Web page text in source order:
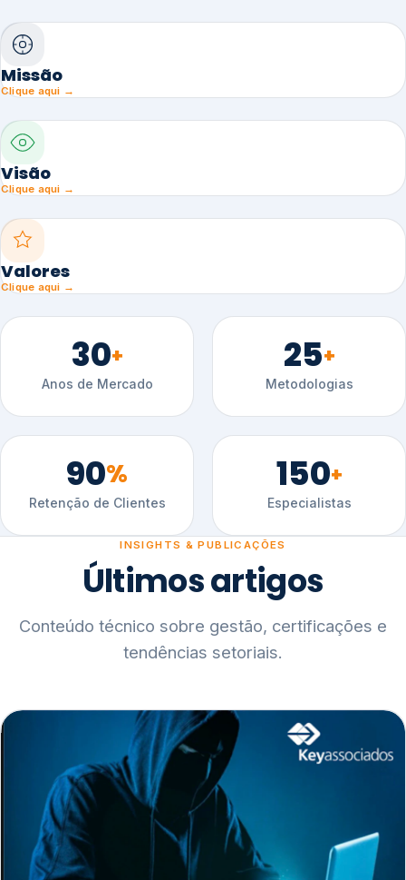
Missão
Clique aqui →
Visão
Clique aqui →
Valores
Clique aqui →
30+
Anos de Mercado
25+
Metodologias
90%
Retenção de Clientes
150+
Especialistas
INSIGHTS & PUBLICAÇÕES
Últimos artigos
Conteúdo técnico sobre gestão, certificações e
tendências setoriais.